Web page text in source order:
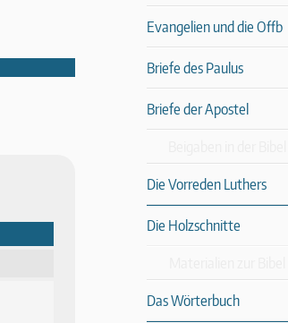
Evangelien und die Offb
Briefe des Paulus
Briefe der Apostel
Die Vorreden Luthers
Die Holzschnitte
Das Wörterbuch